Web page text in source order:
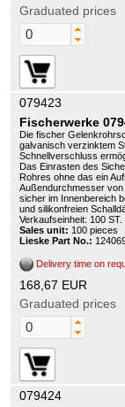
Graduated prices
079423
Fischerwerke
Die fischer
galvanisch verzinktem
Schnellverschluss
Das Einrasten des
Rohres ohne das ein
Außendurchmesser
sicher im Innenbereich
und silikonfreien
Verkaufseinheit: 100 ST.
Sales unit: 100 pieces
Lieske Part No.:
Delivery time on
168,67 EUR
Graduated prices
079424